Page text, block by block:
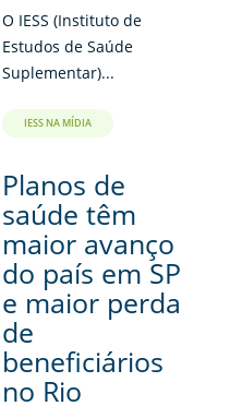
O IESS (Instituto de
Estudos de Saúde
Suplementar)...
IESS NA MÍDIA
Planos de
saúde têm
maior avanço
do país em SP
e maior perda
de
beneficiários
no Rio